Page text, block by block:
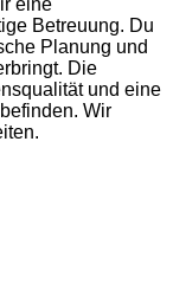
eine
Betreuung. Du
Planung und
Die
und eine
Wir